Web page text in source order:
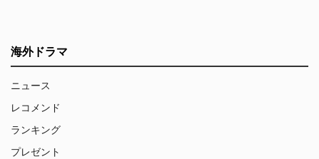
海外ドラマ
ニュース
レコメンド
ランキング
プレゼント